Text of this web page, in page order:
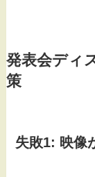
発表会ディ
策
失敗1: 映像